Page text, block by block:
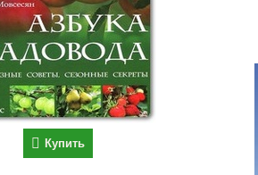
Купить